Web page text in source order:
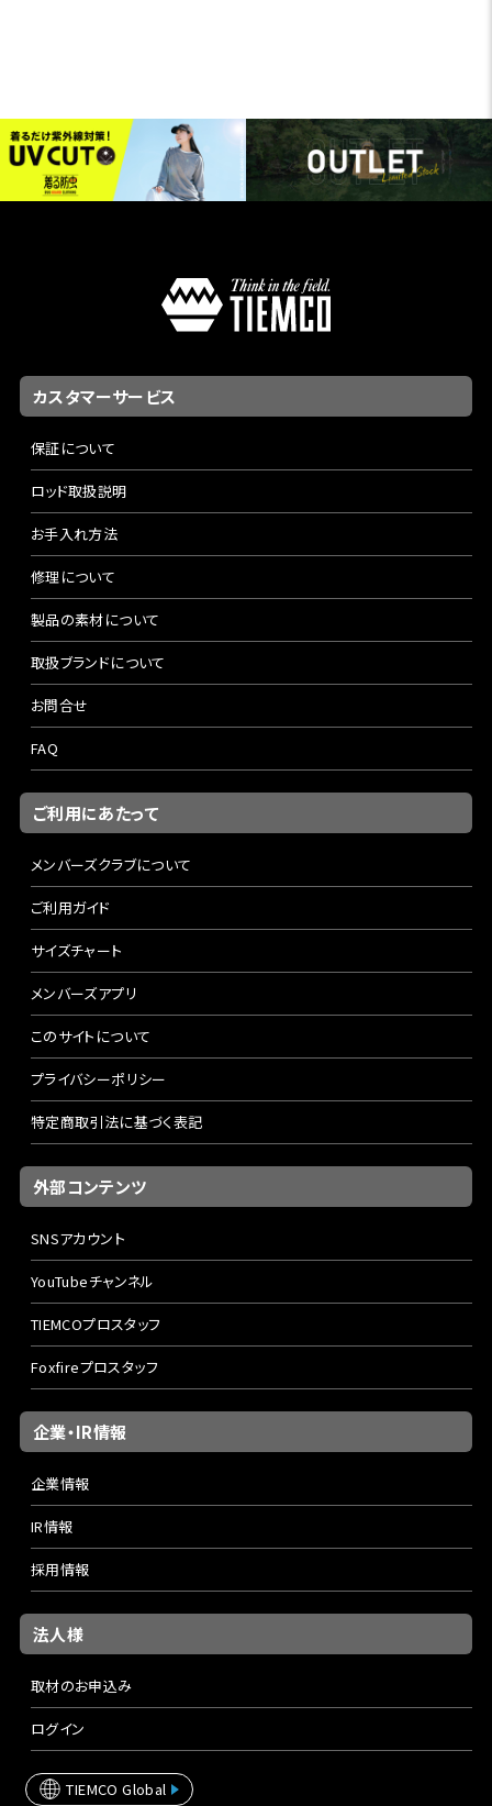
カスタマーサービス
保証について
ロッド取扱説明
お手入れ方法
修理について
製品の素材について
取扱ブランドについて
お問合せ
FAQ
ご利用にあたって
メンバーズクラブについて
ご利用ガイド
サイズチャート
メンバーズアプリ
このサイトについて
プライバシーポリシー
特定商取引法に基づく表記
外部コンテンツ
SNSアカウント
YouTubeチャンネル
TIEMCOプロスタッフ
Foxfireプロスタッフ
企業・IR情報
企業情報
IR情報
採用情報
法人様
取材のお申込み
ログイン
TIEMCO Global